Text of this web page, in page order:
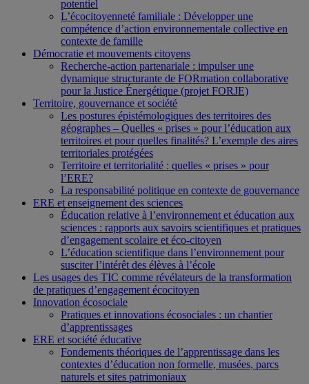
potentiel
L’écocitoyenneté familiale : Développer une
compétence d’action environnementale collective en
contexte de famille
Démocratie et mouvements citoyens
Recherche-action partenariale : impulser une
dynamique structurante de FORmation collaborative
pour la Justice Énergétique (projet FORJE)
Territoire, gouvernance et société
Les postures épistémologiques des territoires des
géographes – Quelles « prises » pour l’éducation aux
territoires et pour quelles finalités? L’exemple des aires
territoriales protégées
Territoire et territorialité : quelles « prises » pour
l’ERE?
La responsabilité politique en contexte de gouvernance
ERE et enseignement des sciences
Éducation relative à l’environnement et éducation aux
sciences : rapports aux savoirs scientifiques et pratiques
d’engagement scolaire et éco-citoyen
L’éducation scientifique dans l’environnement pour
susciter l’intérêt des élèves à l’école
Les usages des TIC comme révélateurs de la transformation
de pratiques d’engagement écocitoyen
Innovation écosociale
Pratiques et innovations écosociales : un chantier
d’apprentissages
ERE et société éducative
Fondements théoriques de l’apprentissage dans les
contextes d’éducation non formelle, musées, parcs
naturels et sites patrimoniaux